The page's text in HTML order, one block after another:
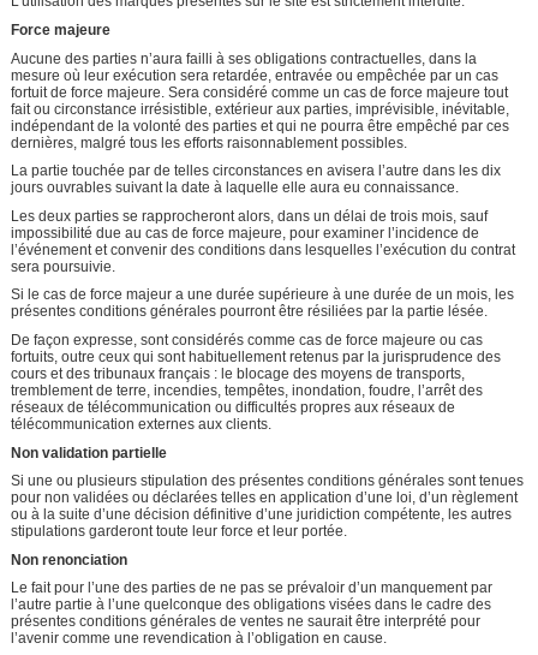
Force majeure
Aucune des parties n’aura failli à ses obligations contractuelles, dans la
mesure où leur exécution sera retardée, entravée ou empêchée par un cas
fortuit de force majeure. Sera considéré comme un cas de force majeure tout
fait ou circonstance irrésistible, extérieur aux parties, imprévisible, inévitable,
indépendant de la volonté des parties et qui ne pourra être empêché par ces
dernières, malgré tous les efforts raisonnablement possibles.
La partie touchée par de telles circonstances en avisera l’autre dans les dix
jours ouvrables suivant la date à laquelle elle aura eu connaissance.
Les deux parties se rapprocheront alors, dans un délai de trois mois, sauf
impossibilité due au cas de force majeure, pour examiner l’incidence de
l’événement et convenir des conditions dans lesquelles l’exécution du contrat
sera poursuivie.
Si le cas de force majeur a une durée supérieure à une durée de un mois, les
présentes conditions générales pourront être résiliées par la partie lésée.
De façon expresse, sont considérés comme cas de force majeure ou cas
fortuits, outre ceux qui sont habituellement retenus par la jurisprudence des
cours et des tribunaux français : le blocage des moyens de transports,
tremblement de terre, incendies, tempêtes, inondation, foudre, l’arrêt des
réseaux de télécommunication ou difficultés propres aux réseaux de
télécommunication externes aux clients.
Non validation partielle
Si une ou plusieurs stipulation des présentes conditions générales sont tenues
pour non validées ou déclarées telles en application d’une loi, d’un règlement
ou à la suite d’une décision définitive d’une juridiction compétente, les autres
stipulations garderont toute leur force et leur portée.
Non renonciation
Le fait pour l’une des parties de ne pas se prévaloir d’un manquement par
l’autre partie à l’une quelconque des obligations visées dans le cadre des
présentes conditions générales de ventes ne saurait être interprété pour
l’avenir comme une revendication à l’obligation en cause.